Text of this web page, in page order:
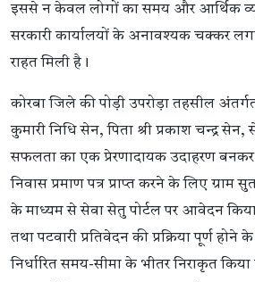
इससे न केवल लोगों का समय और आर्थिक
सरकारी कार्यालयों के अनावश्यक चक्कर
राहत मिली है।
कोरबा जिले की पोड़ी उपरोड़ा तहसील अंतर्गत
कुमारी निधि सेन, पिता श्री प्रकाश चन्द्र सेन,
सफलता का एक प्रेरणादायक उदाहरण
निवास प्रमाण पत्र प्राप्त करने के लिए ग्राम
के माध्यम से सेवा सेतु पोर्टल पर आवेदन
तथा पटवारी प्रतिवेदन की प्रक्रिया पूर्ण
निर्धारित समय-सीमा के भीतर निराकृत